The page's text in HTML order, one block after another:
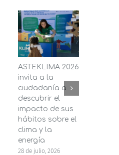
ASTEKLIMA 2026
invita a la
ciudadanía a
descubrir el
impacto de sus
hábitos sobre el
clima y la
energía
28 de julio, 2026